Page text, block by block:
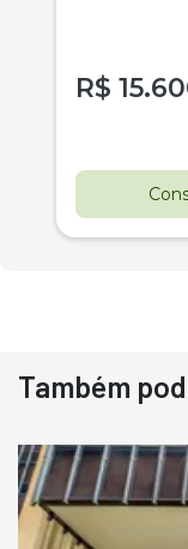
R$
Também